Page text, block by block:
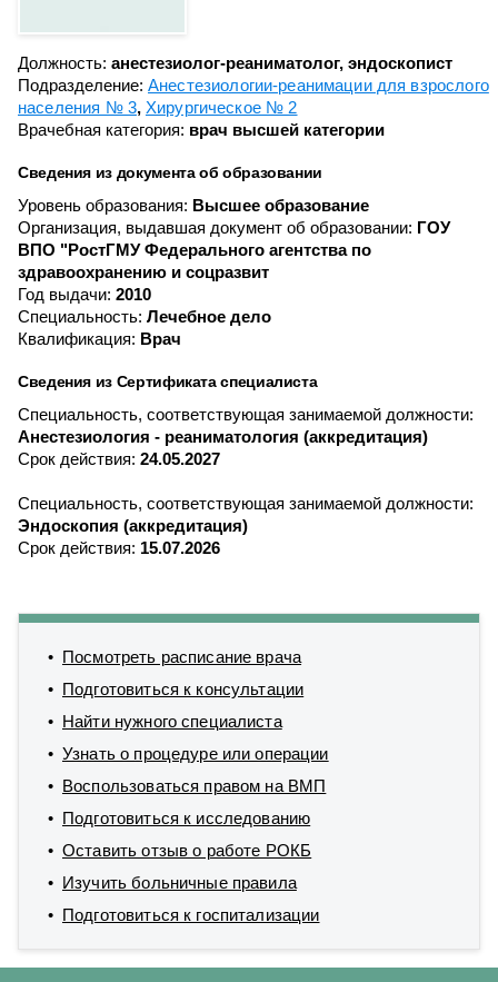
Должность: анестезиолог-реаниматолог, эндоскопист
Подразделение: Анестезиологии-реанимации для взрослого
населения № 3 Хирургическое № 2
Врачебная категория: врач высшей категории
Сведения из документа об образовании
Уровень образования: Высшее образование
Организация, выдавшая документ об образовании: ГОУ
ВПО "РостГМУ Федерального агентства по
здравоохранению и соцразвит
Год выдачи: 2010
Специальность: Лечебное дело
Квалификация: Врач
Сведения из Сертификата специалиста
Специальность, соответствующая занимаемой должности:
Анестезиология - реаниматология (аккредитация)
Срок действия: 24.05.2027
Специальность, соответствующая занимаемой должности:
Эндоскопия (аккредитация)
Срок действия: 15.07.2026
Посмотреть расписание врача
Подготовиться к консультации
Найти нужного специалиста
Узнать о процедуре или операции
Воспользоваться правом на ВМП
Подготовиться к исследованию
Оставить отзыв о работе РОКБ
Изучить больничные правила
Подготовиться к госпитализации